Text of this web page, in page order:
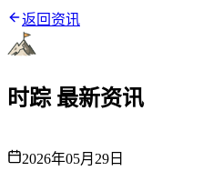
返回资讯
时踪 最新资讯
2026年05月29日